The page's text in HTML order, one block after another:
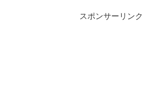
スポンサーリンク